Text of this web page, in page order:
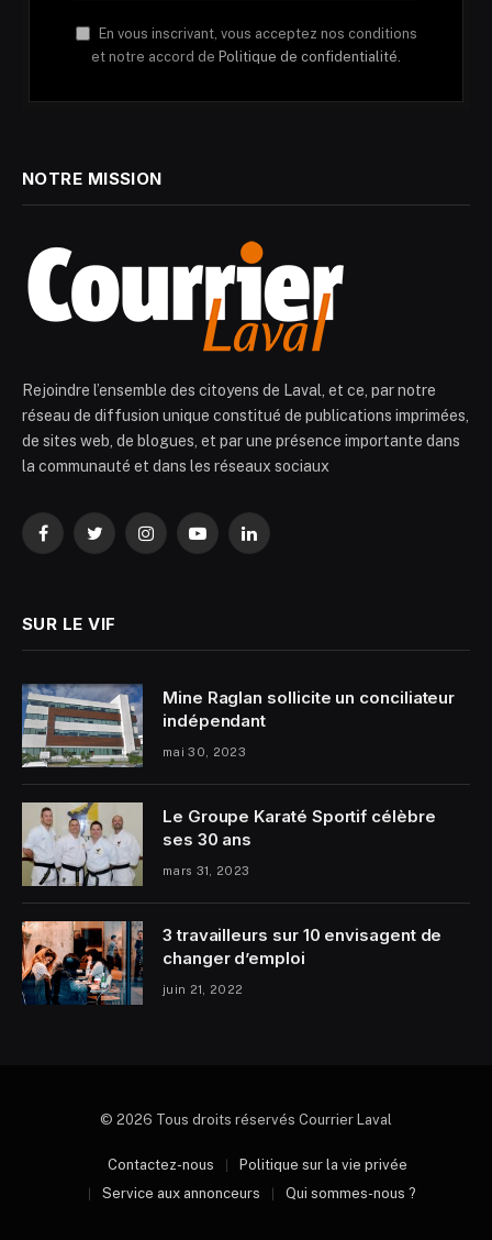
En vous inscrivant, vous acceptez nos conditions
et notre accord de Politique de confidentialité.
NOTRE MISSION
Rejoindre l’ensemble des citoyens de Laval, et ce, par notre
réseau de diffusion unique constitué de publications imprimées,
de sites web, de blogues, et par une présence importante dans
la communauté et dans les réseaux sociaux
FacebookTwitterInstagramYouTubeLinkedIn
SUR LE VIF
Mine Raglan sollicite un conciliateur
indépendant
mai 30, 2023
Le Groupe Karaté Sportif célèbre
ses 30 ans
mars 31, 2023
3 travailleurs sur 10 envisagent de
changer d’emploi
juin 21, 2022
© 2026 Tous droits réservés Courrier Laval
Contactez-nous
Politique sur la vie privée
Service aux annonceurs
Qui sommes-nous ?